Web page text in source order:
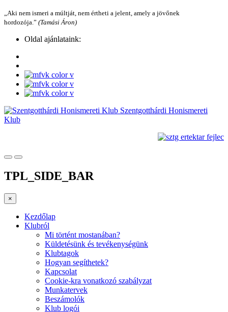
„Aki nem ismeri a múltját, nem értheti a jelent, amely a jövőnek
hordozója.” (Tamási Áron)
Oldal ajánlataink:
Szentgotthárdi Honismereti
Klub
TPL_SIDE_BAR
×
Kezdőlap
Klubról
Mi történt mostanában?
Küldetésünk és tevékenységünk
Klubtagok
Hogyan segíthetek?
Kapcsolat
Cookie-kra vonatkozó szabályzat
Munkatervek
Beszámolók
Klub logói